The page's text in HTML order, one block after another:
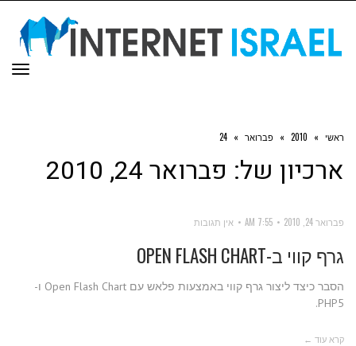
ראשי »
2010
» פברואר »
24
ארכיון של: פברואר 24, 2010
פברואר 24, 2010 7:55 AM אין תגובות
גרף קווי ב-OPEN FLASH CHART
הסבר כיצד ליצור גרף קווי באמצעות פלאש עם Open Flash Chart ו-
PHP5.
קרא עוד ←